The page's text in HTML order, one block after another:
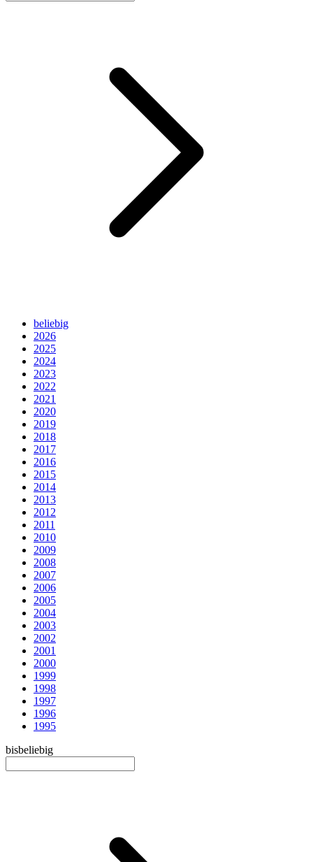
beliebig
2026
2025
2024
2023
2022
2021
2020
2019
2018
2017
2016
2015
2014
2013
2012
2011
2010
2009
2008
2007
2006
2005
2004
2003
2002
2001
2000
1999
1998
1997
1996
1995
bisbeliebig